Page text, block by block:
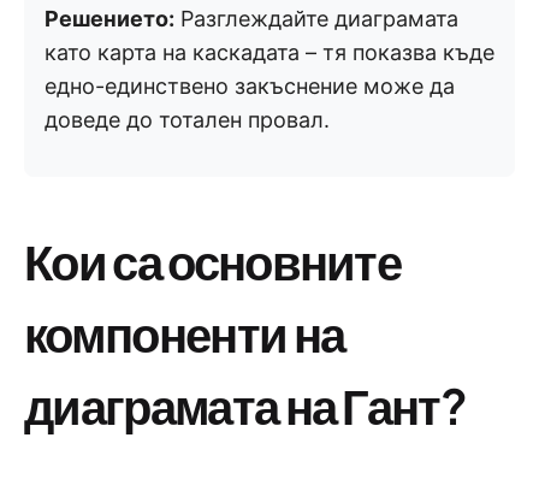
Решението: Разглеждайте диаграмата
като карта на каскадата – тя показва къде
едно-единствено закъснение може да
доведе до тотален провал.
Кои са основните
компоненти на
диаграмата на Гант?